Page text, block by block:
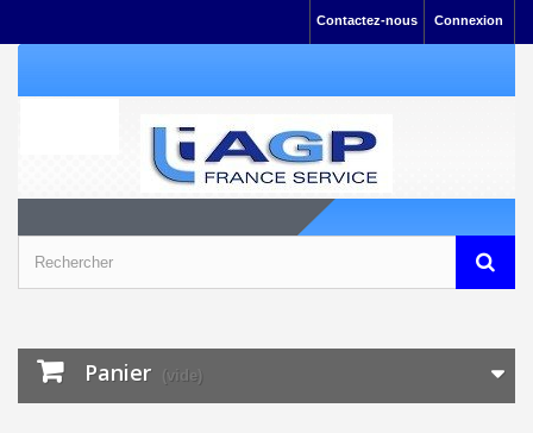
Connexion
Contactez-nous
Panier (vide)